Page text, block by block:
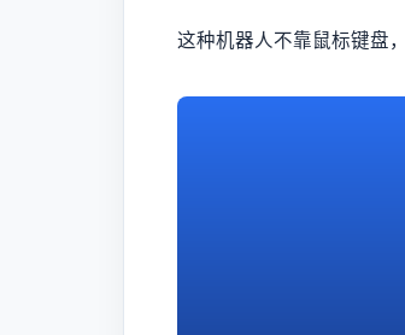
这种机器人不靠鼠标键盘